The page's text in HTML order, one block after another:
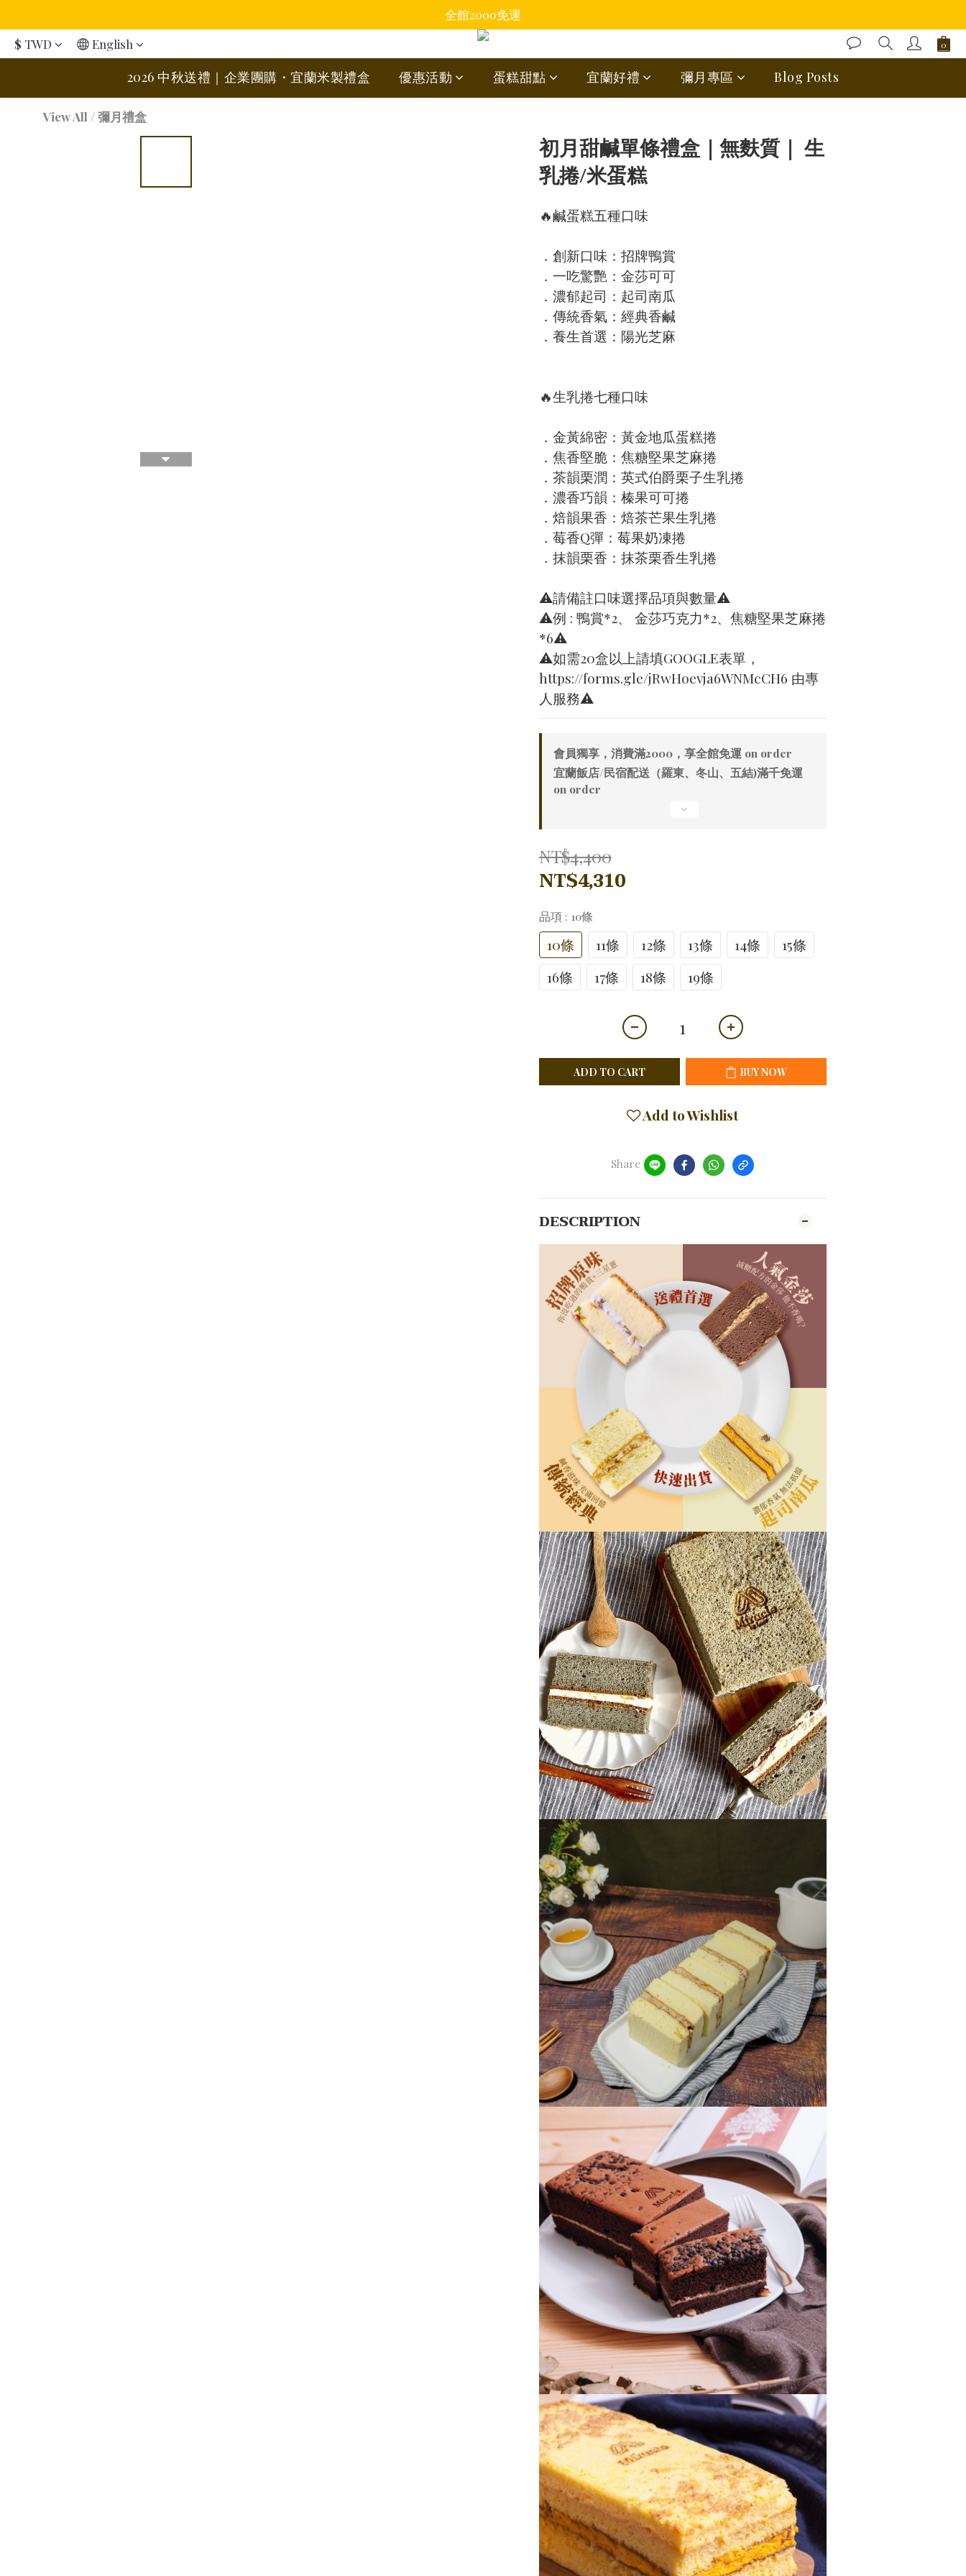
全館2000免運
$ TWD English
2026 中秋送禮｜企業團購・宜蘭米製禮盒 優惠活動 蛋糕甜點 宜蘭好禮 彌月專區 Blog Posts
View All /彌月禮盒
初月甜鹹單條禮盒｜無麩質｜ 生
乳捲/米蛋糕
🔥鹹蛋糕五種口味
．創新口味：招牌鴨賞
．一吃驚艷：金莎可可
．濃郁起司：起司南瓜
．傳統香氣：經典香鹹
．養生首選：陽光芝麻
🔥生乳捲七種口味
．金黃綿密：黃金地瓜蛋糕捲
．焦香堅脆：焦糖堅果芝麻捲
．茶韻栗潤：英式伯爵栗子生乳捲
．濃香巧韻：榛果可可捲
．焙韻果香：焙茶芒果生乳捲
．莓香Q彈：莓果奶凍捲
．抹韻栗香：抹茶栗香生乳捲
⚠️請備註口味選擇品項與數量⚠️
⚠️例 : 鴨賞*2、 金莎巧克力*2、焦糖堅果芝麻捲
*6⚠️
⚠️如需20盒以上請填GOOGLE表單，
https://forms.gle/jRwHoevja6WNMcCH6 由專
人服務⚠️
會員獨享，消費滿2000，享全館免運 on order
宜蘭飯店/民宿配送（羅東、冬山、五結)滿千免運
on order
NT$4,400
NT$4,310
品項 : 10條
10條 11條 12條 13條 14條
15條
16條
17條 18條 19條
ADD TO CART BUY NOW
Add to Wishlist
Share
DESCRIPTION